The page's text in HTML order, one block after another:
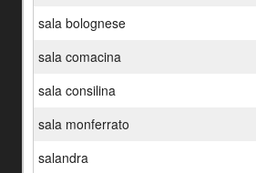
sala bolognese
sala comacina
sala consilina
sala monferrato
salandra